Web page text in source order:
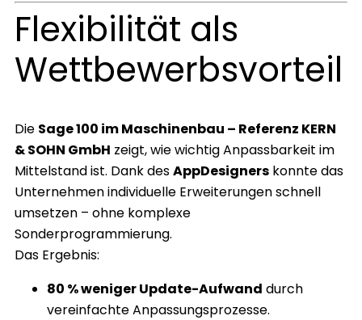
Flexibilität als
Wettbewerbsvorteil
Die Sage 100 im Maschinenbau – Referenz KERN
& SOHN GmbH zeigt, wie wichtig Anpassbarkeit im
Mittelstand ist. Dank desAppDesigners konnte das
Unternehmen individuelle Erweiterungen schnell
umsetzen – ohne komplexe
Sonderprogrammierung.
Das Ergebnis:
80 % weniger Update-Aufwand durch
vereinfachte Anpassungsprozesse.